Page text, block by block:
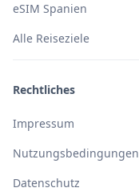
eSIM Spanien
Alle Reiseziele
Rechtliches
Impressum
Nutzungsbedingungen
Datenschutz